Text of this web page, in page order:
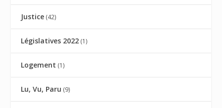
Justice (42)
Législatives 2022 (1)
Logement (1)
Lu, Vu, Paru (9)